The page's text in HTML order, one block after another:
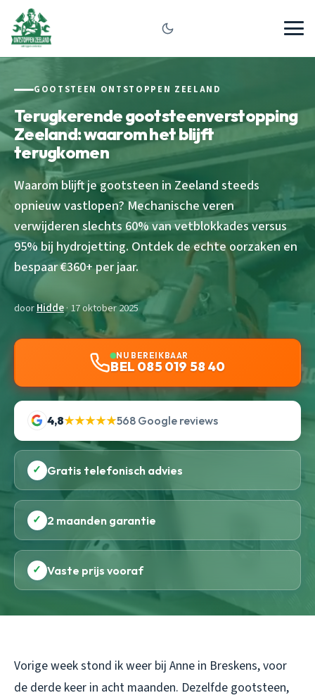
GOOTSTEEN ONTSTOPPEN ZEELAND
Terugkerende gootsteenverstopping
Zeeland: waarom het blijft
terugkomen
Waarom blijft je gootsteen in Zeeland steeds
opnieuw vastlopen? Mechanische veren
verwijderen slechts 60% van vetblokkades versus
95% bij hydrojetting. Ontdek de echte oorzaken en
bespaar €360+ per jaar.
doorHidde· 17 oktober 2025
NU BEREIKBAAR
BEL 085 019 58 40
4,8★★★★★568 Google reviews
✓ Gratis telefonisch advies
✓ 2 maanden garantie
✓ Vaste prijs vooraf
Vorige week stond ik weer bij Anne in Breskens, voor
de derde keer in acht maanden. Dezelfde gootsteen,